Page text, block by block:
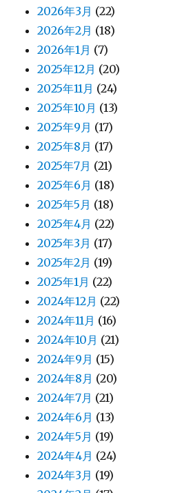
2026年3月 (22)
2026年2月 (18)
2026年1月 (7)
2025年12月 (20)
2025年11月 (24)
2025年10月 (13)
2025年9月 (17)
2025年8月 (17)
2025年7月 (21)
2025年6月 (18)
2025年5月 (18)
2025年4月 (22)
2025年3月 (17)
2025年2月 (19)
2025年1月 (22)
2024年12月 (22)
2024年11月 (16)
2024年10月 (21)
2024年9月 (15)
2024年8月 (20)
2024年7月 (21)
2024年6月 (13)
2024年5月 (19)
2024年4月 (24)
2024年3月 (19)